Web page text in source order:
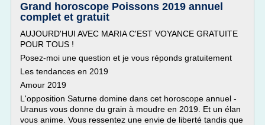
Grand horoscope Poissons 2019 annuel
complet et gratuit
AUJOURD'HUI AVEC MARIA C'EST VOYANCE GRATUITE
POUR TOUS !
Posez-moi une question et je vous réponds gratuitement
Les tendances en 2019
Amour 2019
L'opposition Saturne domine dans cet horoscope annuel -
Uranus vous donne du grain à moudre en 2019. Et un élan
vous anime. Vous ressentez une envie de liberté tandis que